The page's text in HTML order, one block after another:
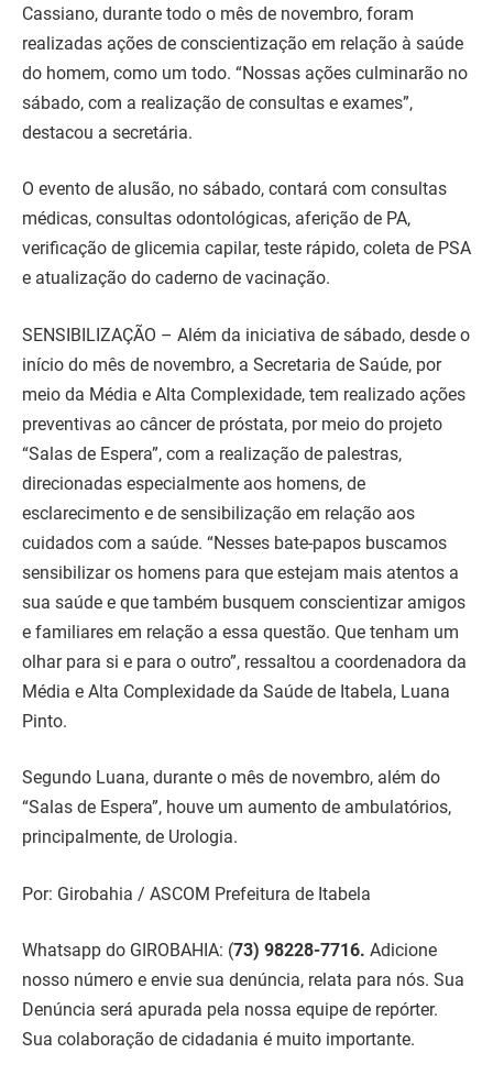
Cassiano, durante todo o mês de novembro, foram
realizadas ações de conscientização em relação à saúde
do homem, como um todo. “Nossas ações culminarão no
sábado, com a realização de consultas e exames”,
destacou a secretária.
O evento de alusão, no sábado, contará com consultas
médicas, consultas odontológicas, aferição de PA,
verificação de glicemia capilar, teste rápido, coleta de PSA
e atualização do caderno de vacinação.
SENSIBILIZAÇÃO – Além da iniciativa de sábado, desde o
início do mês de novembro, a Secretaria de Saúde, por
meio da Média e Alta Complexidade, tem realizado ações
preventivas ao câncer de próstata, por meio do projeto
“Salas de Espera”, com a realização de palestras,
direcionadas especialmente aos homens, de
esclarecimento e de sensibilização em relação aos
cuidados com a saúde. “Nesses bate-papos buscamos
sensibilizar os homens para que estejam mais atentos a
sua saúde e que também busquem conscientizar amigos
e familiares em relação a essa questão. Que tenham um
olhar para si e para o outro”, ressaltou a coordenadora da
Média e Alta Complexidade da Saúde de Itabela, Luana
Pinto.
Segundo Luana, durante o mês de novembro, além do
“Salas de Espera”, houve um aumento de ambulatórios,
principalmente, de Urologia.
Por: Girobahia / ASCOM Prefeitura de Itabela
Whatsapp do GIROBAHIA: (73) 98228-7716. Adicione
nosso número e envie sua denúncia, relata para nós. Sua
Denúncia será apurada pela nossa equipe de repórter.
Sua colaboração de cidadania é muito importante.